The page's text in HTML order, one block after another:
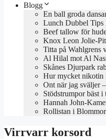
Blogg
En ball groda
Lunch Dubbel Tips
Beef tallow för
Knox Leon Jolie-
Titta på Wahlgrens
Al Hilal mot Al
Skånes Djurpark
Hur mycket nikotin
Ont när jag sväljer
Stödstrumpor bäst
Hannah John-
Rollistan i Blommor
Virrvarr korsord